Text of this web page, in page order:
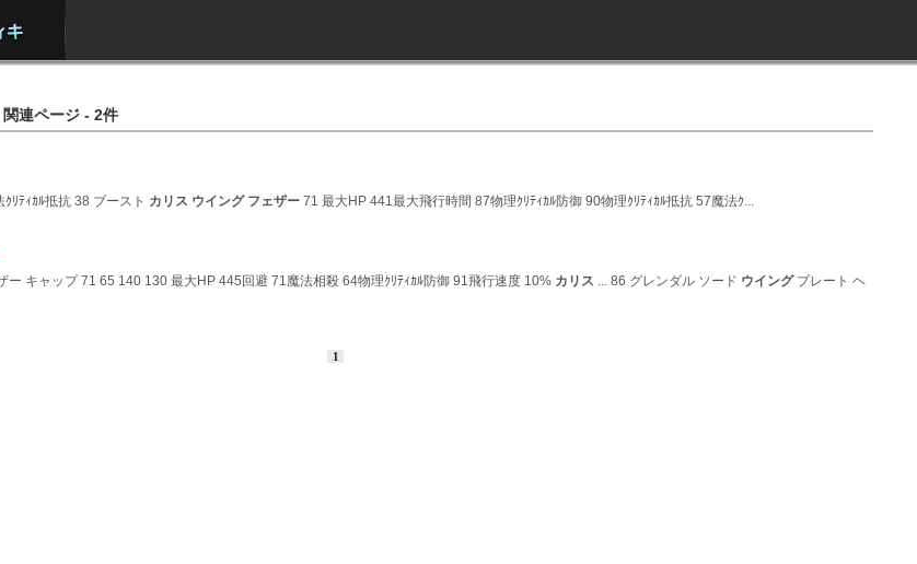
連ページ - 2件
ﾘﾃｨｶﾙ抵抗 38 ブースト カリス ウイング フェザー 71 最大HP 441最大飛行時間 87物理ｸﾘﾃｨｶﾙ防御 90物理ｸﾘﾃｨｶﾙ抵抗 57魔法ｸ...
ー キャップ 71 65 140 130 最大HP 445回避 71魔法相殺 64物理ｸﾘﾃｨｶﾙ防御 91飛行速度 10% カリス ... 86 グレンダル ソード ウイングプレート ヘ
1